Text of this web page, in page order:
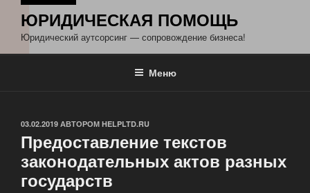
ЮРИДИЧЕСКАЯ ПОМОЩЬ
Юридический аутсорсинг — сопровождение бизнеса!
Меню
ОПУБЛИКОВАНО
03.02.2019 АВТОРОМ HELPLTD.RU
Предоставление текстов
законодательных актов разных
государств